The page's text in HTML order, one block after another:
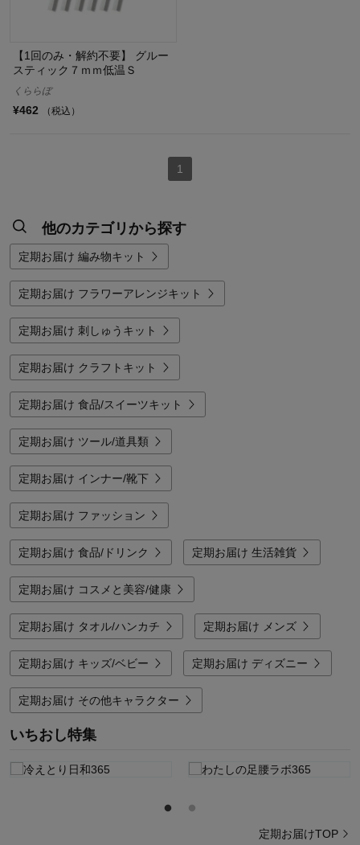
【1回のみ・解約不要】 グルー
スティック７ｍｍ低温Ｓ
くららぼ
¥462 （税込）
1
他のカテゴリから探す
定期お届け 編み物キット
定期お届け フラワーアレンジキット
定期お届け 刺しゅうキット
定期お届け クラフトキット
定期お届け 食品/スイーツキット
定期お届け ツール/道具類
定期お届け インナー/靴下
定期お届け ファッション
定期お届け 食品/ドリンク 定期お届け 生活雑貨
定期お届け コスメと美容/健康
定期お届け タオル/ハンカチ 定期お届け メンズ
定期お届け キッズ/ベビー 定期お届け ディズニー
定期お届け その他キャラクター
いちおし特集
定期お届けTOP